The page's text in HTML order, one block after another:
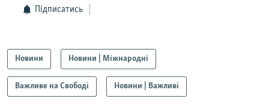
Підписатись
Новини Новини | Міжнародні
Важливе на Свободі Новини | Важливі